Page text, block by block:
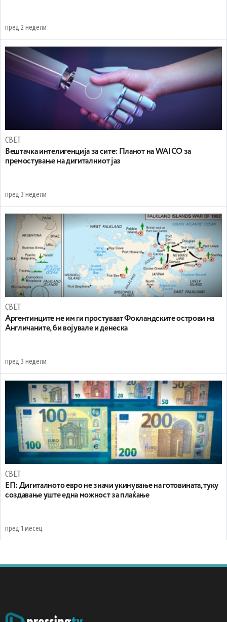
пред 2 недели
СВЕТ
Вештачка интелигенција за сите: Планот на WAICO за
премостување на дигиталниот јаз
пред 3 недели
СВЕТ
Аргентинците не им ги простуваат Фокландските острови на
Англичаните, би војувале и денеска
пред 3 недели
СВЕТ
ЕП: Дигиталното евро не значи укинување на готовината, туку
создавање уште една можност за плаќање
пред 1 месец